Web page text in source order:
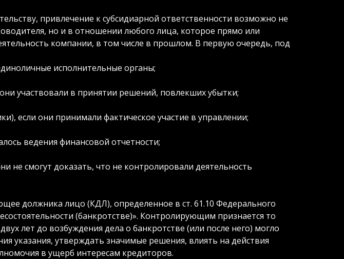
привлечение к субсидиарной ответственности возможно не
но и в отношении любого лица, которое прямо или
компании, в том числе в прошлом. В первую очередь, под
исполнительные органы;
участвовали в принятии решений, повлекших убытки;
если они принимали фактическое участие в управлении;
ведения финансовой отчетности;
не смогут доказать, что не контролировали деятельность
должника лицо (КДЛ), определенное в ст. 61.10 Федерального
(банкротстве)». Контролирующим признается то
лет до возбуждения дела о банкротстве (или после него) могло
указания, утверждать значимые решения, влиять на действия
в ущерб интересам кредиторов.